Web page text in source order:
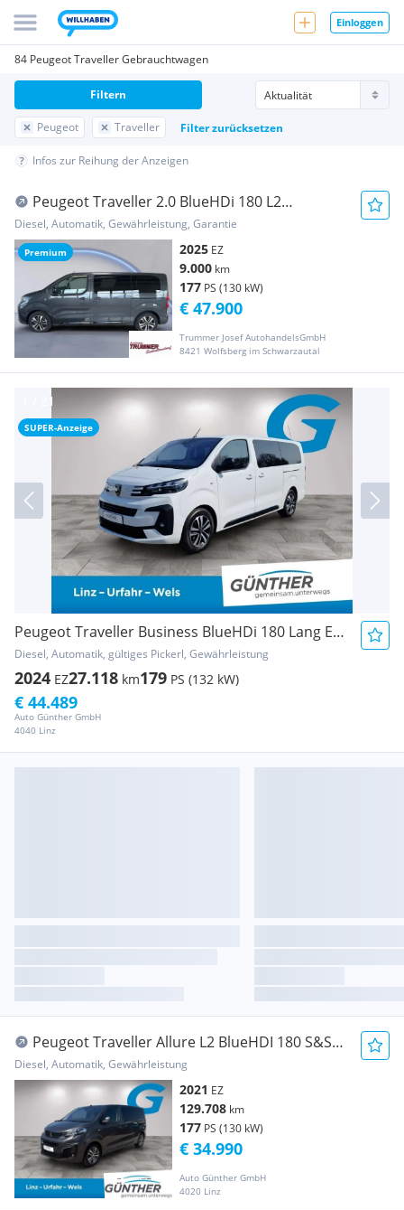
Einloggen
84 Peugeot Traveller Gebrauchtwagen
Peugeot Traveller Filter zurücksetzen
Filtern
Infos zur Reihung der Anzeigen
Premium
Peugeot Traveller 2.0 BlueHDi 180 L2
PREMIUM 8 SITZE
Diesel, Automatik, Gewährleistung, Garantie
2025 EZ
9.000 km
177 PS (130 kW)
Trummer Josef AutohandelsGmbH
8421 Wolfsberg im Schwarzautal
€ 47.900
SUPER-Anzeige
Peugeot Traveller Business BlueHDi 180 Lang EAT8
Diesel, Automatik, gültiges Pickerl, Gewährleistung
2024 EZ27.118 km179 PS (132 kW)
Auto Günther GmbH
4040 Linz
€ 44.489
Peugeot Traveller Allure L2 BlueHDI 180 S&S
EAT8
Diesel, Automatik, Gewährleistung
2021 EZ
129.708 km
177 PS (130 kW)
Auto Günther GmbH
4020 Linz
€ 34.990